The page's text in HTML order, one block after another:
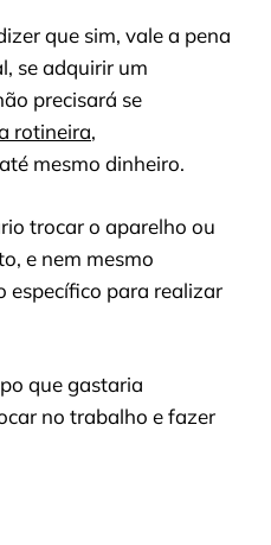
que sim, vale a pena
se adquirir um
precisará se
rotineira,
mesmo dinheiro.
trocar o aparelho ou
e nem mesmo
para realizar
que gastaria
no trabalho e fazer